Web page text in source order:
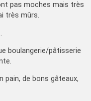
pas moches mais très
très mûrs.
boulangerie/pâtisserie
pain, de bons gâteaux,